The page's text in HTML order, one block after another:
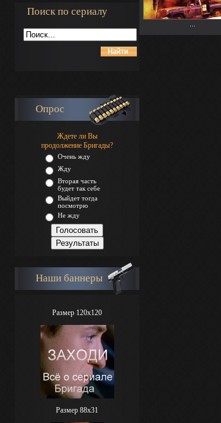
Поиск по сериалу
Опрос
Ждете ли Вы
продолжение Бригады?
Очень жду
Жду
Вторая часть
будет так себе
Выйдет тогда
посмотрю
Не жду
Наши баннеры
Размер 120x120
Размер 88х31
...